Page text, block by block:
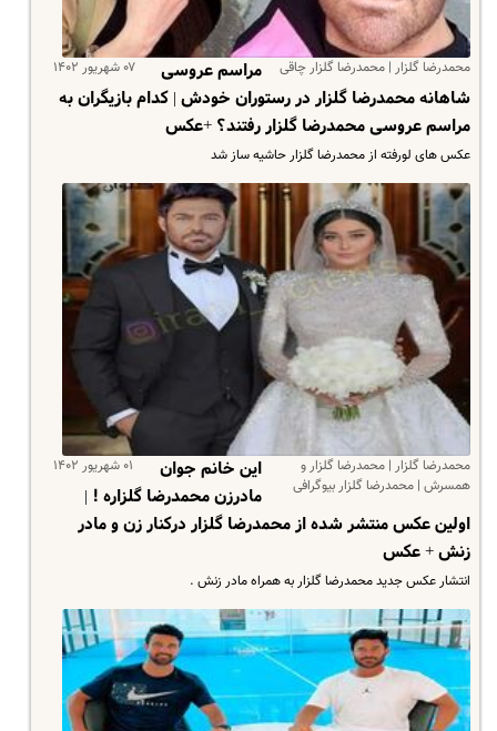
محمدرضا گلزار | محمدرضا گلزار چاقی ۰۷ شهریور ۱۴۰۲
مراسم عروسی
شاهانه محمدرضا گلزار در رستوران خودش | کدام بازیگران به
مراسم عروسی محمدرضا گلزار رفتند؟ +عکس
عکس های لورفته از محمدرضا گلزار حاشیه ساز شد
محمدرضا گلزار | محمدرضا گلزار و
همسرش | محمدرضا گلزار بیوگرافی
۰۱ شهریور ۱۴۰۲
این خانم جوان
مادرزن محمدرضا گلزاره ! |
اولین عکس منتشر شده از محمدرضا گلزار درکنار زن و مادر
زنش + عکس
انتشار عکس جدید محمدرضا گلزار به همراه مادر زنش .